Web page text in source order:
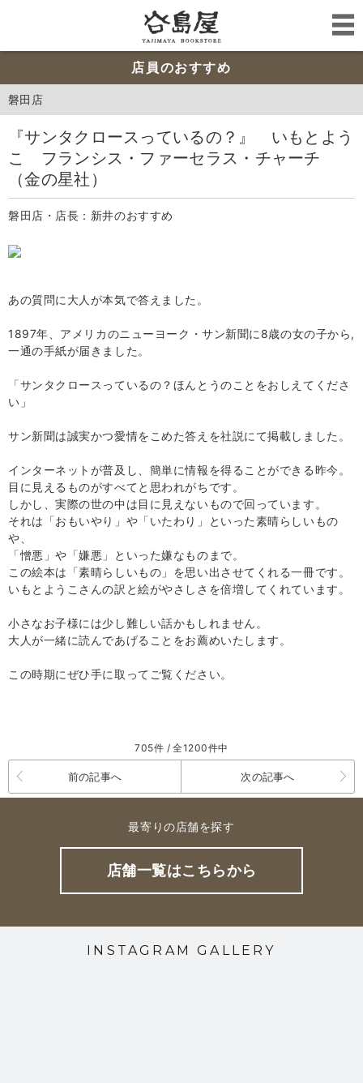
店員のおすすめ
磐田店
『サンタクロースっているの？』 いもとよう
こ フランシス・ファーセラス・チャーチ
（金の星社）
磐田店・店長：新井のおすすめ
あの質問に大人が本気で答えました。
1897年、アメリカのニューヨーク・サン新聞に8歳の女の子から,
一通の手紙が届きました。
「サンタクロースっているの？ほんとうのことをおしえてくださ
い」
サン新聞は誠実かつ愛情をこめた答えを社説にて掲載しました。
インターネットが普及し、簡単に情報を得ることができる昨今。
目に見えるものがすべてと思われがちです。
しかし、実際の世の中は目に見えないもので回っています。
それは「おもいやり」や「いたわり」といった素晴らしいもの
や、
「憎悪」や「嫌悪」といった嫌なものまで。
この絵本は「素晴らしいもの」を思い出させてくれる一冊です。
いもとようこさんの訳と絵がやさしさを倍増してくれています。
小さなお子様には少し難しい話かもしれません。
大人が一緒に読んであげることをお薦めいたします。
この時期にぜひ手に取ってご覧ください。
705件 / 全1200件中
前の記事へ 次の記事へ
最寄りの店舗を探す
店舗一覧はこちらから
INSTAGRAM GALLERY